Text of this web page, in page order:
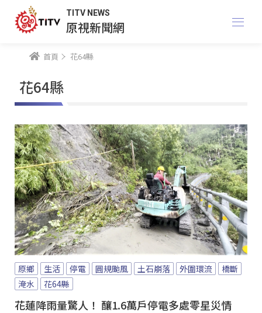
TITV NEWS
原視新聞網
首頁 花64縣
花64縣
原鄉 生活 停電 圓規颱風 土石崩落 外圍環流
橋斷
淹水
花64縣
花蓮降雨量驚人！ 釀1.6萬戶停電多處零星災情